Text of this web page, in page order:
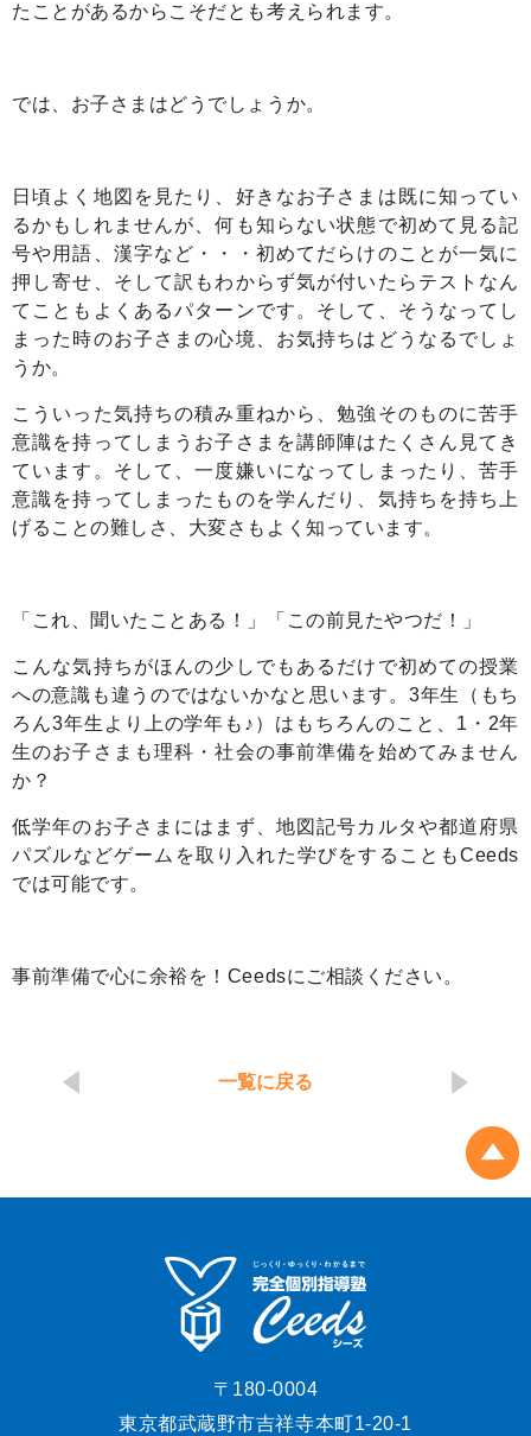
たことがあるからこそだとも考えられます。
では、お子さまはどうでしょうか。
日頃よく地図を見たり、好きなお子さまは既に知ってい
るかもしれませんが、何も知らない状態で初めて見る記
号や用語、漢字など・・・初めてだらけのことが一気に
押し寄せ、そして訳もわからず気が付いたらテストなん
てこともよくあるパターンです。 そして、そうなってし
まった時のお子さまの心境、お気持ちはどうなるでしょ
うか。
こういった気持ちの積み重ねから、勉強そのものに苦手
意識を持ってしまうお子さまを講師陣はたくさん見てき
ています。そして、一度嫌いになってしまったり、苦手
意識を持ってしまったものを学んだり、気持ちを持ち上
げることの難しさ、大変さもよく知っています。
「これ、聞いたことある！」「この前見たやつだ！」
こんな気持ちがほんの少しでもあるだけで初めての授業
への意識も違うのではないかなと思います。3年生（もち
ろん3年生より上の学年も♪）はもちろんのこと、1・2年
生のお子さまも理科・社会の事前準備を始めてみません
か？
低学年のお子さまにはまず、地図記号カルタや都道府県
パズルなどゲームを取り入れた学びをすることもCeeds
では可能です。
事前準備で心に余裕を！Ceedsにご相談ください。
一覧に戻る
〒180-0004
東京都武蔵野市吉祥寺本町1-20-1